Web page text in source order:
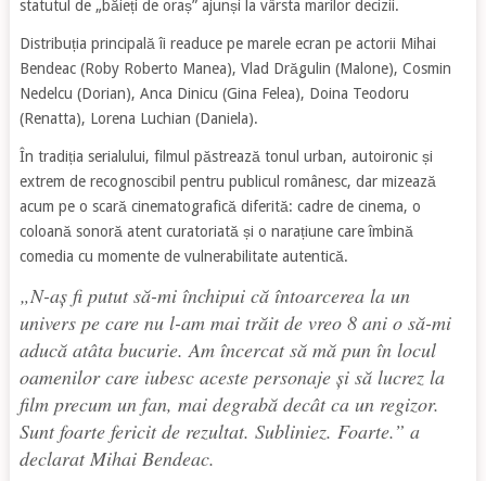
statutul de „băieți de oraș” ajunși la vârsta marilor decizii.
Distribuția principală îi readuce pe marele ecran pe actorii Mihai
Bendeac (Roby Roberto Manea), Vlad Drăgulin (Malone), Cosmin
Nedelcu (Dorian), Anca Dinicu (Gina Felea), Doina Teodoru
(Renatta), Lorena Luchian (Daniela).
În tradiția serialului, filmul păstrează tonul urban, autoironic și
extrem de recognoscibil pentru publicul românesc, dar mizează
acum pe o scară cinematografică diferită: cadre de cinema, o
coloană sonoră atent curatoriată și o narațiune care îmbină
comedia cu momente de vulnerabilitate autentică.
„N-aș fi putut să-mi închipui că întoarcerea la un
univers pe care nu l-am mai trăit de vreo 8 ani o să-mi
aducă atâta bucurie. Am încercat să mă pun în locul
oamenilor care iubesc aceste personaje și să lucrez la
film precum un fan, mai degrabă decât ca un regizor.
Sunt foarte fericit de rezultat. Subliniez. Foarte.” a
declarat Mihai Bendeac.